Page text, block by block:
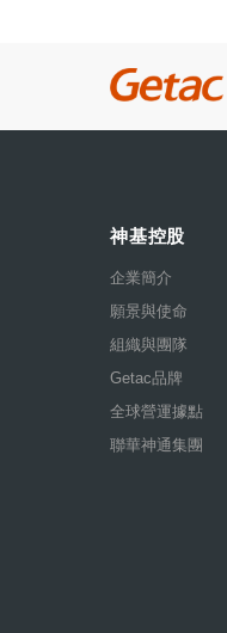
神基控股
企業簡介
願景與使命
組織與團隊
Getac品牌
全球營運據點
聯華神通集團